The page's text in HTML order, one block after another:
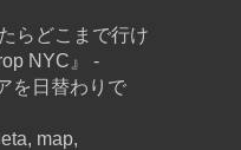
らどこまで行け
NYC』 -
を日替わりで
map,